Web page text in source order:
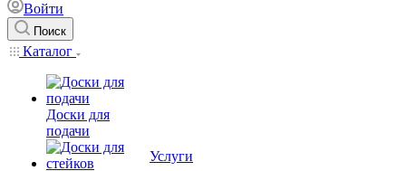
Войти
Поиск
Каталог
Доски для
подачи
Услуги